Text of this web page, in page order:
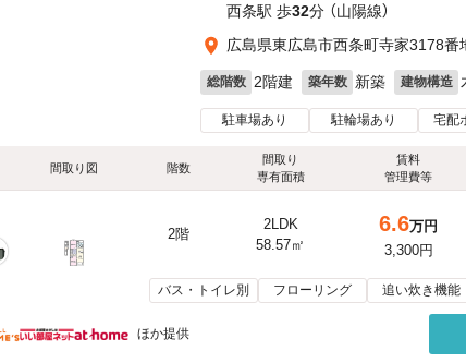
西条駅 歩32分 （山陽線）
広島県東広島市西条町寺家3178番
総階数 2階建 築年数 新築 建物構造
駐車場あり 駐輪場あり 宅配
間取り図 階数
間取り
専有面積
賃料
管理費等
2階
2LDK
58.57㎡
6.6万円
3,300円
バス・トイレ別 フローリング 追い炊き機能
ほか提供